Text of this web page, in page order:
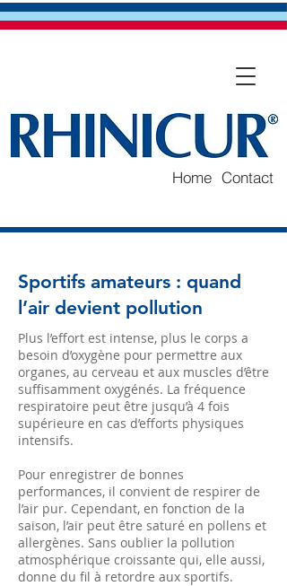
Contact
Home
Sportifs amateurs : quand
l’air devient pollution
Plus l’effort est intense, plus le corps a
besoin d’oxygène pour permettre aux
organes, au cerveau et aux muscles d’être
suffisamment oxygénés. La fréquence
respiratoire peut être jusqu’à 4 fois
supérieure en cas d’efforts physiques
intensifs.
Pour enregistrer de bonnes
performances, il convient de respirer de
l’air pur. Cependant, en fonction de la
saison, l’air peut être saturé en pollens et
allergènes. Sans oublier la pollution
atmosphérique croissante qui, elle aussi,
donne du fil à retordre aux sportifs.